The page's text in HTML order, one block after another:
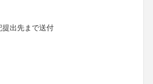
提出先まで送付